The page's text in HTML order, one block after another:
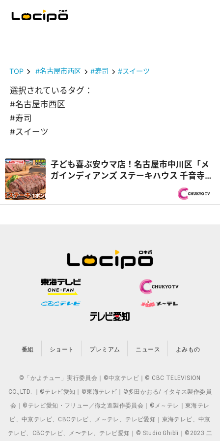
TOP #名古屋市西区 #寿司 #スイーツ
選択されているタグ：
#名古屋市西区
#寿司
#スイーツ
子ども喜ぶ安ウマ店！名古屋市中川区「メ
ガインディアンズ ステーキハウス 千音寺
店」総工費1億円超のキッズパーク『PS純
番組 ショート プレミアム ニュース よみもの
©「かよチュー」実行委員会｜©中京テレビ｜© CBC TELEVISION
CO.,LTD. ｜©テレビ愛知｜©東海テレビ｜©多田かおる/ イタキス製作委員
会｜©テレビ愛知・フリュー／徹之進製作委員会｜©メ～テレ｜東海テレ
ビ、中京テレビ、CBCテレビ、メ～テレ、テレビ愛知｜東海テレビ、中京
テレビ、CBCテレビ、メ〜テレ、テレビ愛知｜© Studio Ghibli｜©2023 二